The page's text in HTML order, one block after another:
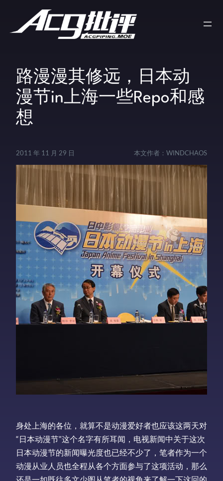
路漫漫其修远，日本动
漫节in上海一些Repo和感
想
2011 年 11 月 29 日 本文作者： WINDCHAOS
身处上海的各位，就算不是动漫爱好者也应该这两天对
“日本动漫节”这个名字有所耳闻，电视新闻中关于这次
日本动漫节的新闻曝光度也已经不少了，笔者作为一个
动漫从业人员也全程从各个方面参与了这项活动，那么
还是一如既往多文少图从笔者的视角来了解一下这回的